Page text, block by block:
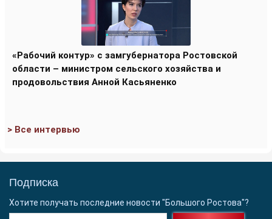
«Рабочий контур» с замгубернатора Ростовской
области – министром сельского хозяйства и
продовольствия Анной Касьяненко
> Все интервью
Подписка
Хотите получать последние новости "Большого Ростова"?